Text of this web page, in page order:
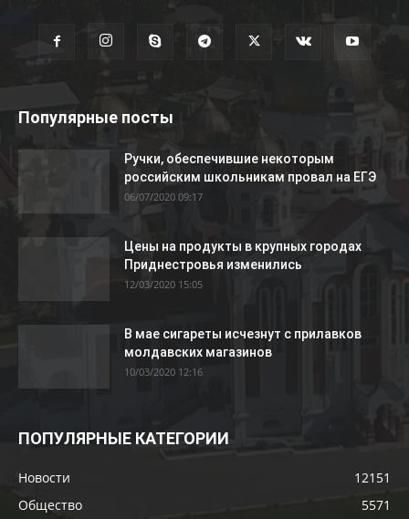
Популярные посты
Ручки, обеспечившие некоторым
российским школьникам провал на ЕГЭ
06/07/2020 09:17
Цены на продукты в крупных городах
Приднестровья изменились
12/03/2020 15:05
В мае сигареты исчезнут с прилавков
молдавских магазинов
10/03/2020 12:16
ПОПУЛЯРНЫЕ КАТЕГОРИИ
Новости
12151
Общество
5571